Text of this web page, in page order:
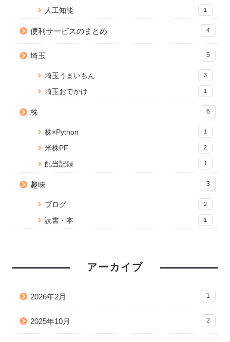
タロゴPDFメーカー」を公開し
WordPress 編集画面を便利にカ
11 views
Node.js のバージョンアップ手
順【Mac】
JavaScriptにおける変数の代入:
プリミティブ型とオブジェクト
人工知能 1
便利サービスのまとめ 4
埼玉 5
埼玉うまいもん 3
埼玉おでかけ 1
株 6
株×Python 1
米株PF 2
配当記録 1
趣味 3
ブログ 2
読書・本 1
アーカイブ
2026年2月 1
2025年10月 2